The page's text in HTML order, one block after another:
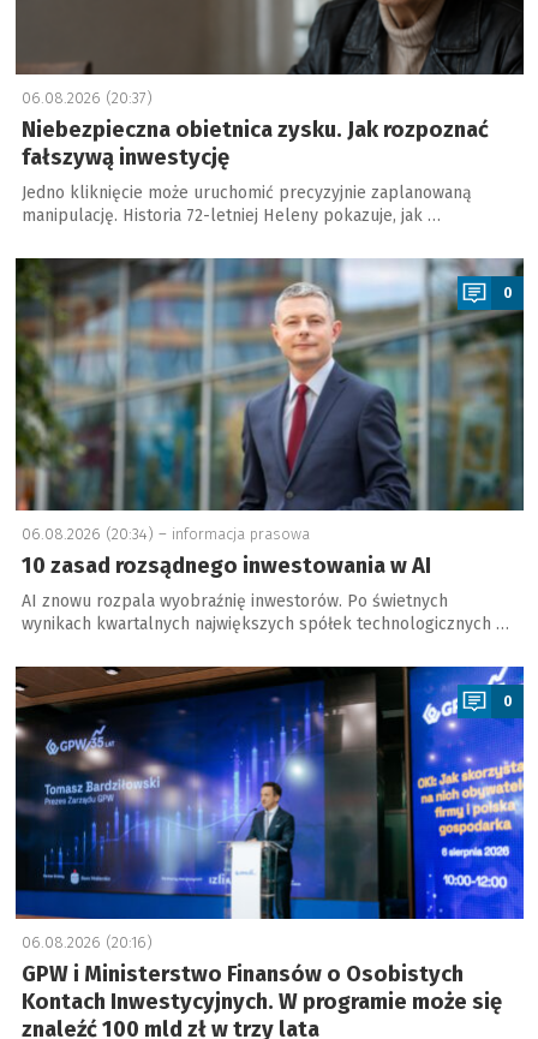
06.08.2026 (20:37)
Niebezpieczna obietnica zysku. Jak rozpoznać
fałszywą inwestycję
Jedno kliknięcie może uruchomić precyzyjnie zaplanowaną
manipulację. Historia 72-letniej Heleny pokazuje, jak …
a
0
06.08.2026 (20:34) – informacja prasowa
10 zasad rozsądnego inwestowania w AI
AI znowu rozpala wyobraźnię inwestorów. Po świetnych
wynikach kwartalnych największych spółek technologicznych …
a
0
06.08.2026 (20:16)
GPW i Ministerstwo Finansów o Osobistych
Kontach Inwestycyjnych. W programie może się
znaleźć 100 mld zł w trzy lata